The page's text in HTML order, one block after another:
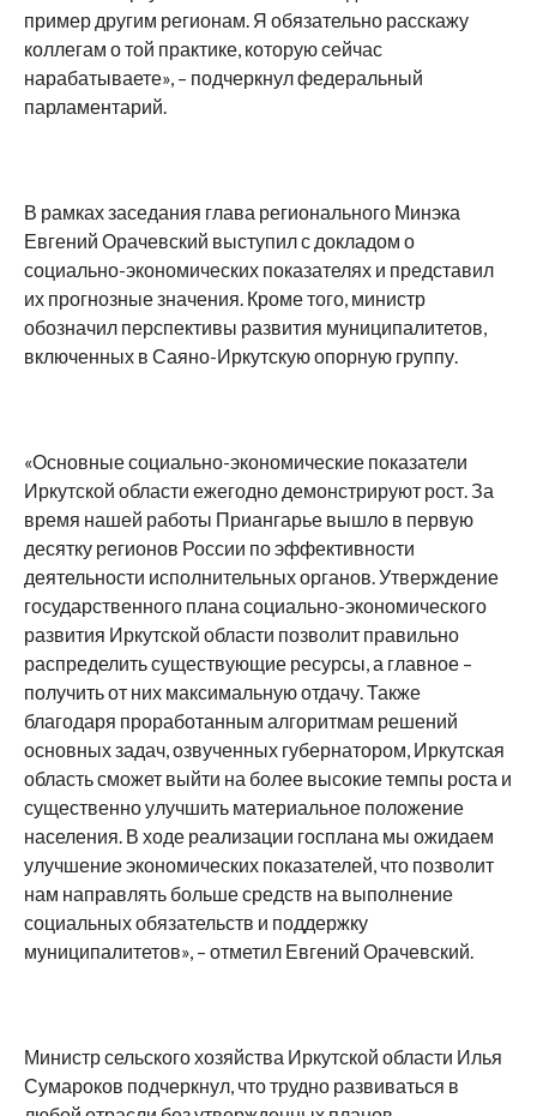
пример другим регионам. Я обязательно расскажу
коллегам о той практике, которую сейчас
нарабатываете», – подчеркнул федеральный
парламентарий.
В рамках заседания глава регионального Минэка
Евгений Орачевский выступил с докладом о
социально-экономических показателях и представил
их прогнозные значения. Кроме того, министр
обозначил перспективы развития муниципалитетов,
включенных в Саяно-Иркутскую опорную группу.
«Основные социально-экономические показатели
Иркутской области ежегодно демонстрируют рост. За
время нашей работы Приангарье вышло в первую
десятку регионов России по эффективности
деятельности исполнительных органов. Утверждение
государственного плана социально-экономического
развития Иркутской области позволит правильно
распределить существующие ресурсы, а главное –
получить от них максимальную отдачу. Также
благодаря проработанным алгоритмам решений
основных задач, озвученных губернатором, Иркутская
область сможет выйти на более высокие темпы роста и
существенно улучшить материальное положение
населения. В ходе реализации госплана мы ожидаем
улучшение экономических показателей, что позволит
нам направлять больше средств на выполнение
социальных обязательств и поддержку
муниципалитетов», – отметил Евгений Орачевский.
Министр сельского хозяйства Иркутской области Илья
Сумароков подчеркнул, что трудно развиваться в